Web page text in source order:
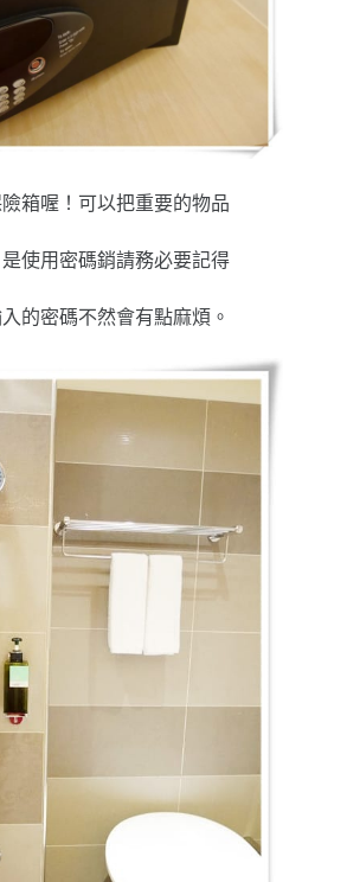
箱喔！可以把重要的物品
使用密碼銷請務必要記得
的密碼不然會有點麻煩。